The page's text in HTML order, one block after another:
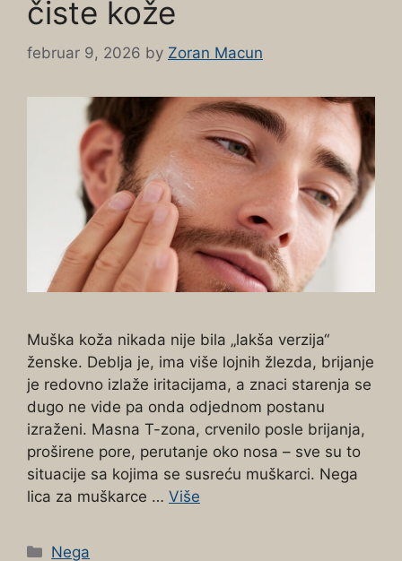
čiste kože
februar 9, 2026 by Zoran Macun
Muška koža nikada nije bila „lakša verzija“
ženske. Deblja je, ima više lojnih žlezda, brijanje
je redovno izlaže iritacijama, a znaci starenja se
dugo ne vide pa onda odjednom postanu
izraženi. Masna T-zona, crvenilo posle brijanja,
proširene pore, perutanje oko nosa – sve su to
situacije sa kojima se susreću muškarci. Nega
lica za muškarce … Više
Categories
Nega